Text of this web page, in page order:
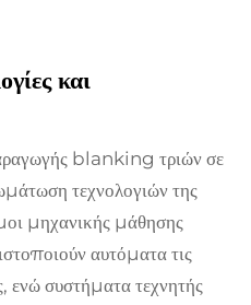
και
blanking τριών σε
τεχνολογιών της
μηχανικής μάθησης
αυτόματα τις
ενώ συστήματα τεχνητής